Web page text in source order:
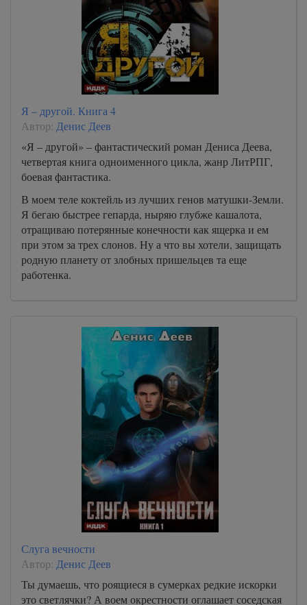
Я – другой. Книга 4
Автор: Денис Деев
«Я – другой» – фантастический роман Дениса Деева,
четвертая книга одноименного цикла, жанр ЛитРПГ,
боевая фантастика.
В моем теле коктейль из лучших генов матушки-Земли.
Я бегаю быстрее гепарда, ныряю глубже кашалота,
отращиваю потерянные конечности как ящерка и ем
при этом за трех слонов. Ну а что вы хотели, защищать
родную планету от злобных пришельцев та еще
работенка.
Слуга вечности
Автор: Денис Деев
Ты думаешь, что роящиеся в сумерках редкие искорки
это светлячки? А воем окрестности оглашает соседская